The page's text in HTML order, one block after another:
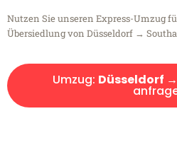
Nutzen Sie unseren Express-Umzug
Übersiedlung von Düsseldorf →
Umzug: Düsseldorf